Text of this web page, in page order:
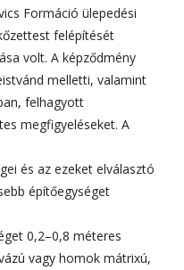
Formáció ülepedési
felépítését
volt. A képződmény
melletti, valamint
felhagyott
megfigyeléseket. A
és az ezeket elválasztó
építőegységet
0,2–0,8 méteres
vagy homok mátrixú,